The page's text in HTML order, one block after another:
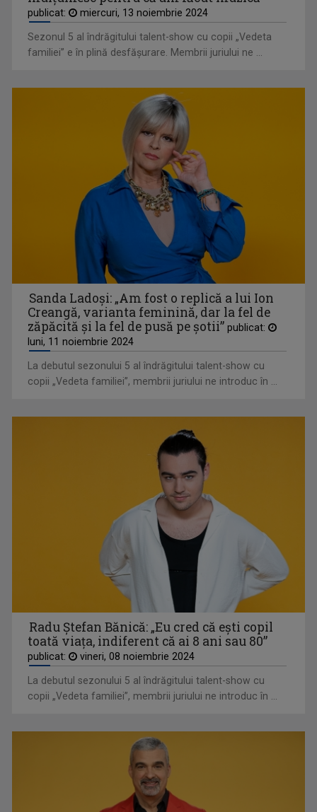
publicat: miercuri, 13 noiembrie 2024
Sezonul 5 al îndrăgitului talent-show cu copii „Vedeta
familiei” e în plină desfăşurare. Membrii juriului ne ...
Sanda Ladoşi: „Am fost o replică a lui Ion
Creangă, varianta feminină, dar la fel de
zăpăcită şi la fel de pusă pe şotii” publicat:
luni, 11 noiembrie 2024
La debutul sezonului 5 al îndrăgitului talent-show cu
copii „Vedeta familiei”, membrii juriului ne introduc în ...
Radu Ştefan Bănică: „Eu cred că eşti copil
toată viaţa, indiferent că ai 8 ani sau 80”
publicat: vineri, 08 noiembrie 2024
La debutul sezonului 5 al îndrăgitului talent-show cu
copii „Vedeta familiei”, membrii juriului ne introduc în ...